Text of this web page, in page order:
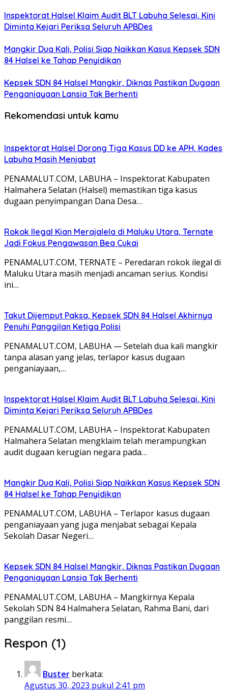
Inspektorat Halsel Klaim Audit BLT Labuha Selesai, Kini
Diminta Kejari Periksa Seluruh APBDes
Mangkir Dua Kali, Polisi Siap Naikkan Kasus Kepsek SDN
84 Halsel ke Tahap Penyidikan
Kepsek SDN 84 Halsel Mangkir, Diknas Pastikan Dugaan
Penganiayaan Lansia Tak Berhenti
Rekomendasi untuk kamu
Inspektorat Halsel Dorong Tiga Kasus DD ke APH, Kades
Labuha Masih Menjabat
PENAMALUT.COM, LABUHA – Inspektorat Kabupaten
Halmahera Selatan (Halsel) memastikan tiga kasus
dugaan penyimpangan Dana Desa…
Rokok Ilegal Kian Merajalela di Maluku Utara, Ternate
Jadi Fokus Pengawasan Bea Cukai
PENAMALUT.COM, TERNATE – Peredaran rokok ilegal di
Maluku Utara masih menjadi ancaman serius. Kondisi
ini…
Takut Dijemput Paksa, Kepsek SDN 84 Halsel Akhirnya
Penuhi Panggilan Ketiga Polisi
PENAMALUT.COM, LABUHA — Setelah dua kali mangkir
tanpa alasan yang jelas, terlapor kasus dugaan
penganiayaan,…
Inspektorat Halsel Klaim Audit BLT Labuha Selesai, Kini
Diminta Kejari Periksa Seluruh APBDes
PENAMALUT.COM, LABUHA – Inspektorat Kabupaten
Halmahera Selatan mengklaim telah merampungkan
audit dugaan kerugian negara pada…
Mangkir Dua Kali, Polisi Siap Naikkan Kasus Kepsek SDN
84 Halsel ke Tahap Penyidikan
PENAMALUT.COM, LABUHA – Terlapor kasus dugaan
penganiayaan yang juga menjabat sebagai Kepala
Sekolah Dasar Negeri…
Kepsek SDN 84 Halsel Mangkir, Diknas Pastikan Dugaan
Penganiayaan Lansia Tak Berhenti
PENAMALUT.COM, LABUHA – Mangkirnya Kepala
Sekolah SDN 84 Halmahera Selatan, Rahma Bani, dari
panggilan resmi…
Respon (1)
Buster berkata:
Agustus 30, 2023 pukul 2:41 pm